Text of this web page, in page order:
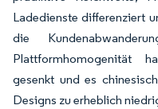
Ladedienste differenziert
die
Plattformhomogenität
gesenkt und es
Designs zu erheblich